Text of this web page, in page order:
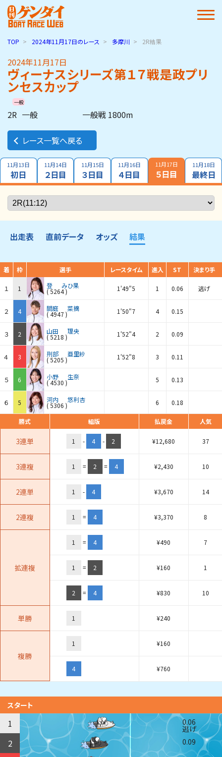
TOP 2024年11月17日のレース 多摩川 2R結果
2024年11月17日
ヴィーナスシリーズ第１７戦是政プリ
ンセスカップ
一般
2R 一般 一般戦 1800m
レース一覧へ戻る
11月13日
初日
11月14日
２日目
11月15日
３日目
11月16日
４日目
11月17日
５日目
11月18日
最終日
出走表 直前データ オッズ 結果
着 枠 選手 レースタイム 進入 ST 決まり手
１ 1 登 みひ果
(5264) 1'49"5 1 0.06 逃げ
２ 4 間庭 菜摘
(4947) 1'50"7 4 0.15
３ 2 山田 理央
(5218 ) 1'52"4 2 0.09
４ 3 刑部 亜里紗
(5205 ) 1'52"8 3 0.11
５ 6 小野 生奈
(4530 ) 5 0.13
６ 5 河内 悠利杏
(5306 ) 6 0.18
勝式 組版 払戻金 人気
3連単 1 - 4 - 2 ¥12,680 37
3連複 1 = 2 = 4 ¥2,430 10
2連単 1 - 4 ¥3,670 14
2連複 1 = 4 ¥3,370 8
拡連複
1 = 4 ¥490 7
1 = 2 ¥160 1
2 = 4 ¥830 10
単勝 1 ¥240
複勝
1 ¥160
4 ¥760
スタート
1 0.06
逃げ
2 0.09